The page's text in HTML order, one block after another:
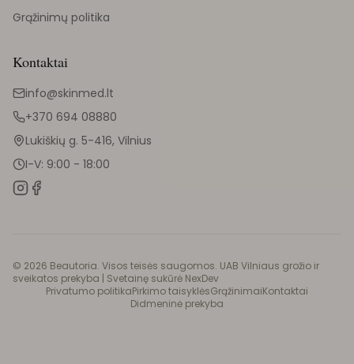
Grąžinimų politika
Kontaktai
info@skinmed.lt
+370 694 08880
Lukiškių g. 5-416, Vilnius
I-V: 9:00 - 18:00
© 2026 Beautoria. Visos teisės saugomos. UAB Vilniaus grožio ir
sveikatos prekyba | Svetainę sukūrė NexDev
Privatumo politikaPirkimo taisyklėsGrąžinimaiKontaktai
Didmeninė prekyba